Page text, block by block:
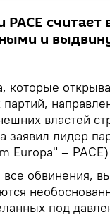
считает
и
которые
властей
заявил лидер
Europa" –
обвинения,
под